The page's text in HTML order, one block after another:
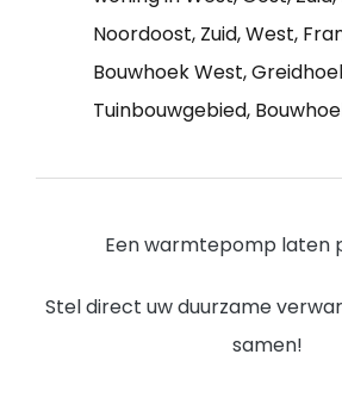
Noordoost, Zuid, West,
Bouwhoek West,
Tuinbouwgebied,
Een warmtepomp laten
Stel direct uw duurzame
samen!